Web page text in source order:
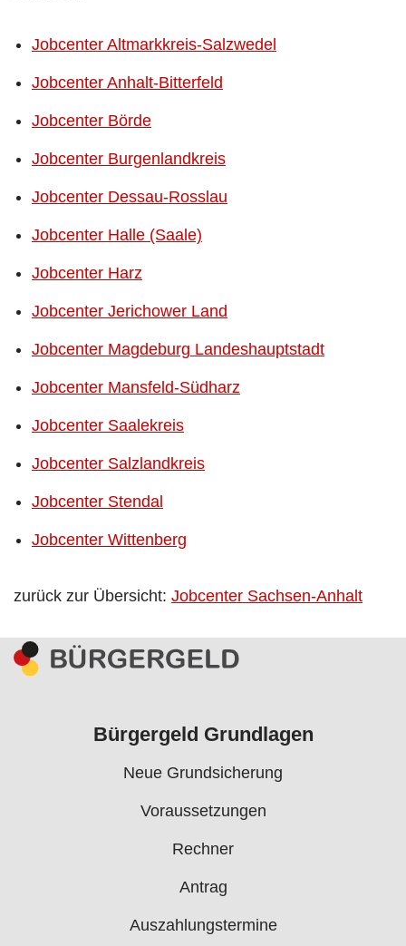
Jobcenter Altmarkkreis-Salzwedel
Jobcenter Anhalt-Bitterfeld
Jobcenter Börde
Jobcenter Burgenlandkreis
Jobcenter Dessau-Rosslau
Jobcenter Halle (Saale)
Jobcenter Harz
Jobcenter Jerichower Land
Jobcenter Magdeburg Landeshauptstadt
Jobcenter Mansfeld-Südharz
Jobcenter Saalekreis
Jobcenter Salzlandkreis
Jobcenter Stendal
Jobcenter Wittenberg
zurück zur Übersicht: Jobcenter Sachsen-Anhalt
Bürgergeld Grundlagen
Neue Grundsicherung
Voraussetzungen
Rechner
Antrag
Auszahlungstermine